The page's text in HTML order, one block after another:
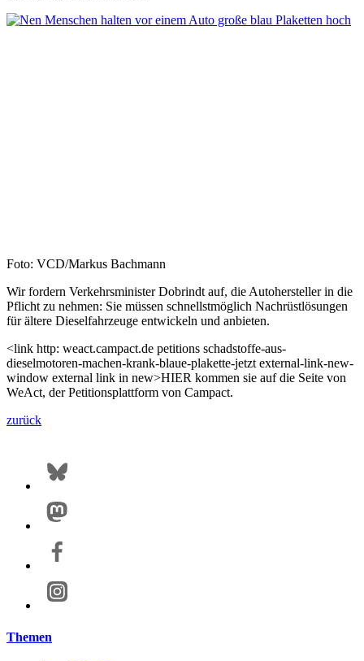
Foto: VCD/Markus Bachmann
Wir fordern Verkehrsminister Dobrindt auf, die Autohersteller in die
Pflicht zu nehmen: Sie müssen schnellstmöglich Nachrüstlösungen
für ältere Dieselfahrzeuge entwickeln und anbieten.
<link http: weact.campact.de petitions schadstoffe-aus-
dieselmotoren-machen-krank-blaue-plakette-jetzt external-link-new-
window external link in new>HIER kommen sie auf die Seite von
WeAct, der Petitionsplattform von Campact.
zurück
Themen